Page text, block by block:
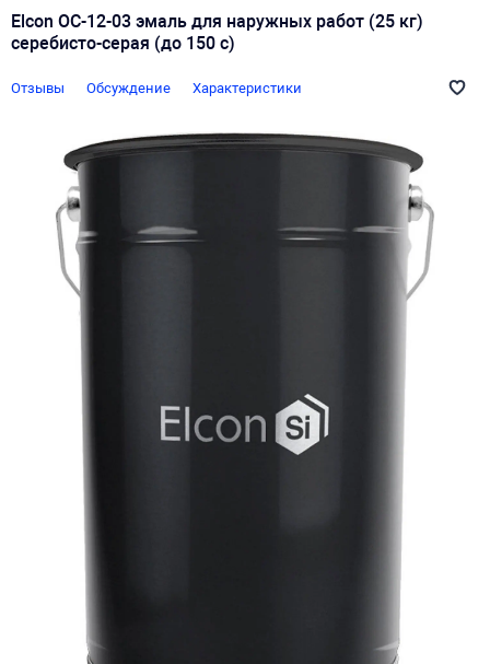
Elcon ОС-12-03 эмаль для наружных работ (25 кг)
серебисто-серая (до 150 с)
Отзывы Обсуждение Характеристики